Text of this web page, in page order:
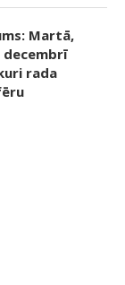
Martā,
decembrī
rada